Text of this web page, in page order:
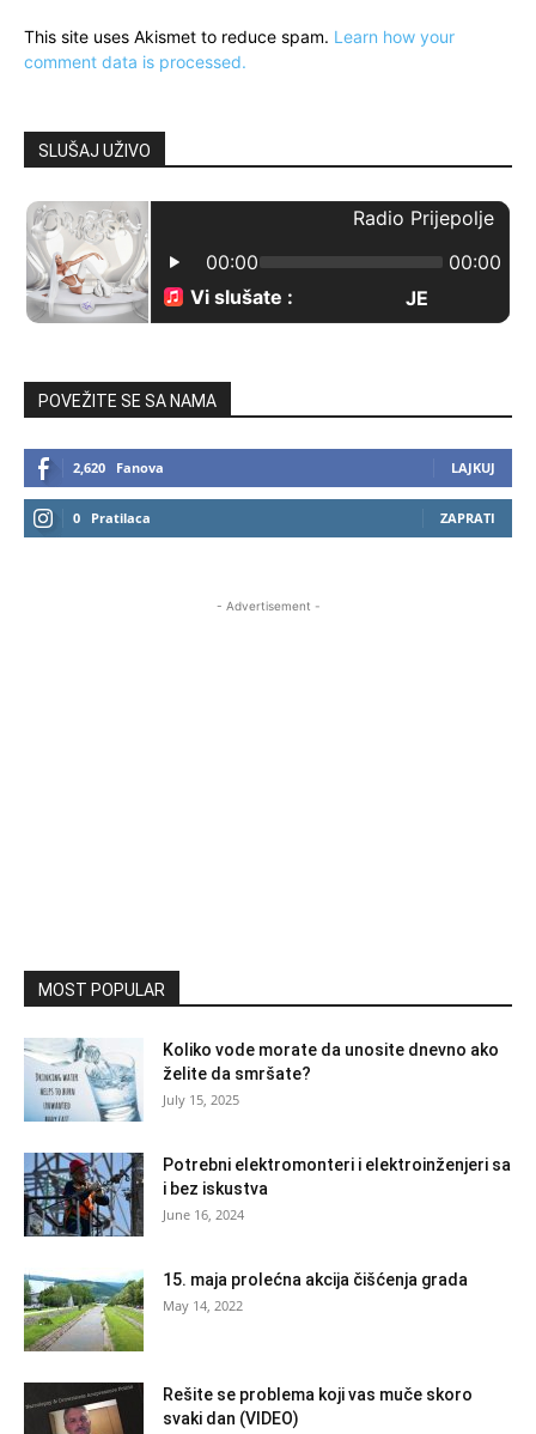
This site uses Akismet to reduce spam. Learn how your
comment data is processed.
SLUŠAJ UŽIVO
POVEŽITE SE SA NAMA
2,620 Fanova LAJKUJ
0 Pratilaca ZAPRATI
- Advertisement -
MOST POPULAR
Koliko vode morate da unosite dnevno ako
želite da smršate?
July 15, 2025
Potrebni elektromonteri i elektroinženjeri sa
i bez iskustva
June 16, 2024
15. maja prolećna akcija čišćenja grada
May 14, 2022
Rešite se problema koji vas muče skoro
svaki dan (VIDEO)